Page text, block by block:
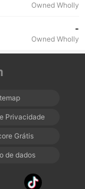
Owned Wholly
-
Owned Wholly
Privacidade
Grátis
de dados